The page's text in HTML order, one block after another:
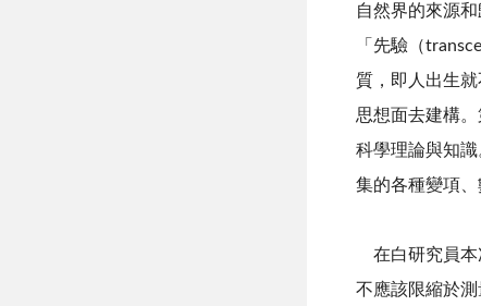
自然界的來源
「先驗（
質，即人出生
思想面去建構
科學理論與知
集的各種變項、
在白研究員本
不應該限縮於